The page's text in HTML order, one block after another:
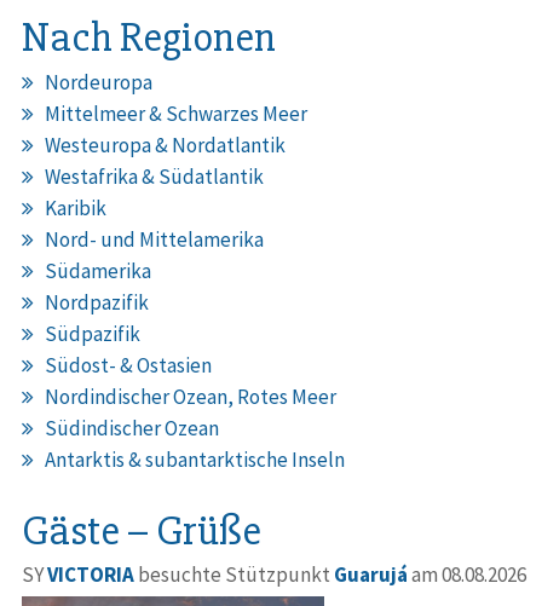
Nach Regionen
Nordeuropa
Mittelmeer & Schwarzes Meer
Westeuropa & Nordatlantik
Westafrika & Südatlantik
Karibik
Nord- und Mittelamerika
Südamerika
Nordpazifik
Südpazifik
Südost- & Ostasien
Nordindischer Ozean, Rotes Meer
Südindischer Ozean
Antarktis & subantarktische Inseln
Gäste – Grüße
SYVICTORIAbesuchte Stützpunkt Guarujáam 08.08.2026